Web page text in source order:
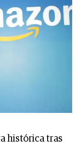
histórica tras